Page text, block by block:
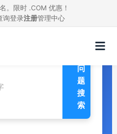
。限时 .COM 优惠！
询登录注册管理中心
中心
问
题
搜
索